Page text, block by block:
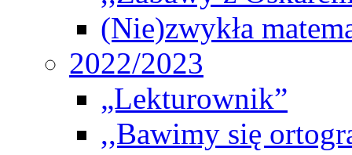
(Nie)zwykła
2022/2023
„Lekturownik”
,,Bawimy się